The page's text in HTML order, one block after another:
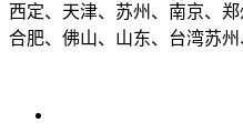
西定、天津、苏州、南京、
合肥、佛山、山东、台湾苏州